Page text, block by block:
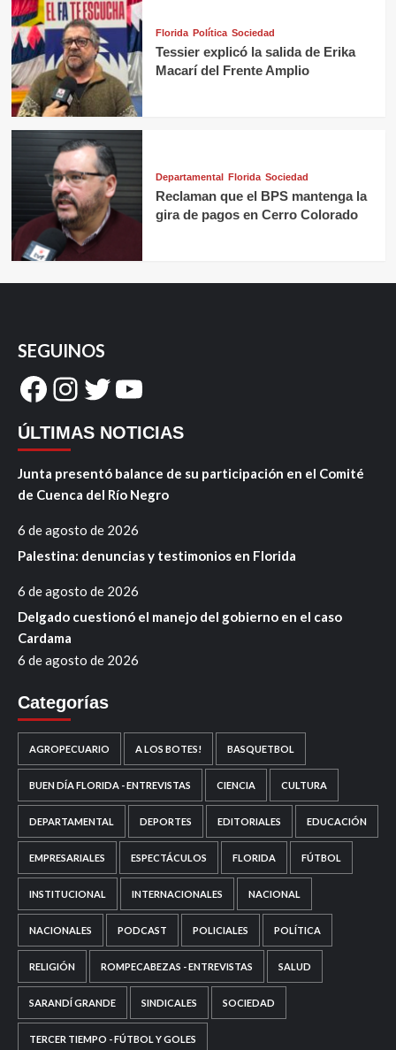
Florida Política Sociedad
Tessier explicó la salida de Erika
Macarí del Frente Amplio
Departamental Florida Sociedad
Reclaman que el BPS mantenga la
gira de pagos en Cerro Colorado
SEGUINOS
Facebook
Instagram
Twitter
YouTube
ÚLTIMAS NOTICIAS
Junta presentó balance de su participación en el Comité
de Cuenca del Río Negro
6 de agosto de 2026
Palestina: denuncias y testimonios en Florida
6 de agosto de 2026
Delgado cuestionó el manejo del gobierno en el caso
Cardama
6 de agosto de 2026
Categorías
AGROPECUARIO A LOS BOTES! BASQUETBOL
BUEN DÍA FLORIDA - ENTREVISTAS CIENCIA CULTURA
DEPARTAMENTAL DEPORTES EDITORIALES EDUCACIÓN
EMPRESARIALES ESPECTÁCULOS FLORIDA FÚTBOL
INSTITUCIONAL INTERNACIONALES NACIONAL
NACIONALES PODCAST POLICIALES POLÍTICA
RELIGIÓN ROMPECABEZAS - ENTREVISTAS SALUD
SARANDÍ GRANDE SINDICALES SOCIEDAD
TERCER TIEMPO - FÚTBOL Y GOLES